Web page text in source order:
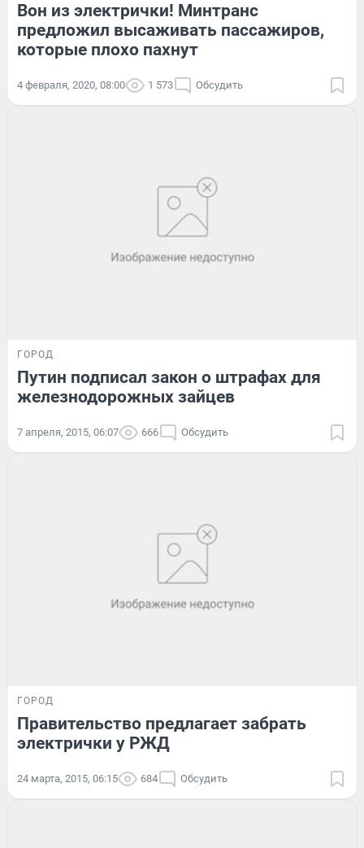
Вон из электрички! Минтранс
предложил высаживать пассажиров,
которые плохо пахнут
4 февраля, 2020, 08:00 1 573 Обсудить
ГОРОД
Путин подписал закон о штрафах для
железнодорожных зайцев
7 апреля, 2015, 06:07 666 Обсудить
ГОРОД
Правительство предлагает забрать
электрички у РЖД
24 марта, 2015, 06:15 684 Обсудить